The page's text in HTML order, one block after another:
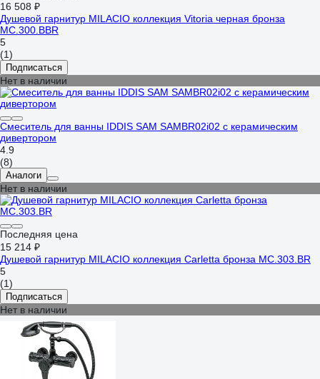
16 508 ₽
Душевой гарнитур MILACIO коллекция Vitoria черная бронза
MC.300.BBR
5
(1)
Подписаться
Нет в наличии
Смеситель для ванны IDDIS SAM SAMBR02i02 с керамическим
дивертором
4.9
(8)
Аналоги
Нет в наличии
Последняя цена
15 214 ₽
Душевой гарнитур MILACIO коллекция Carletta бронза MC.303.BR
5
(1)
Подписаться
Нет в наличии